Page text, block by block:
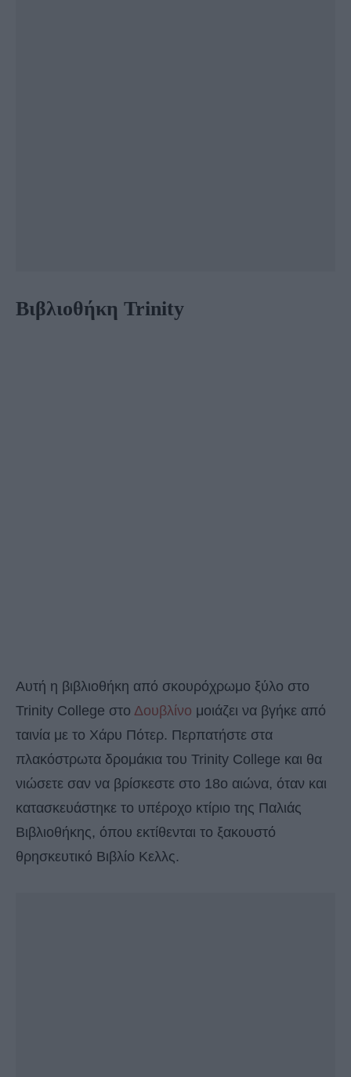
Βιβλιοθήκη Trinity
Αυτή η βιβλιοθήκη από σκουρόχρωμο ξύλο στο
Trinity College στο Δουβλίνο μοιάζει να βγήκε από
ταινία με το Χάρυ Πότερ. Περπατήστε στα
πλακόστρωτα δρομάκια του Trinity College και θα
νιώσετε σαν να βρίσκεστε στο 18ο αιώνα, όταν και
κατασκευάστηκε το υπέροχο κτίριο της Παλιάς
Βιβλιοθήκης, όπου εκτίθενται το ξακουστό
θρησκευτικό Βιβλίο Κελλς.